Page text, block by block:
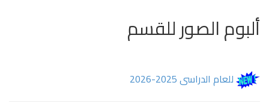
ألبوم الصور للقسم
للعام الدراسى 2025-2026